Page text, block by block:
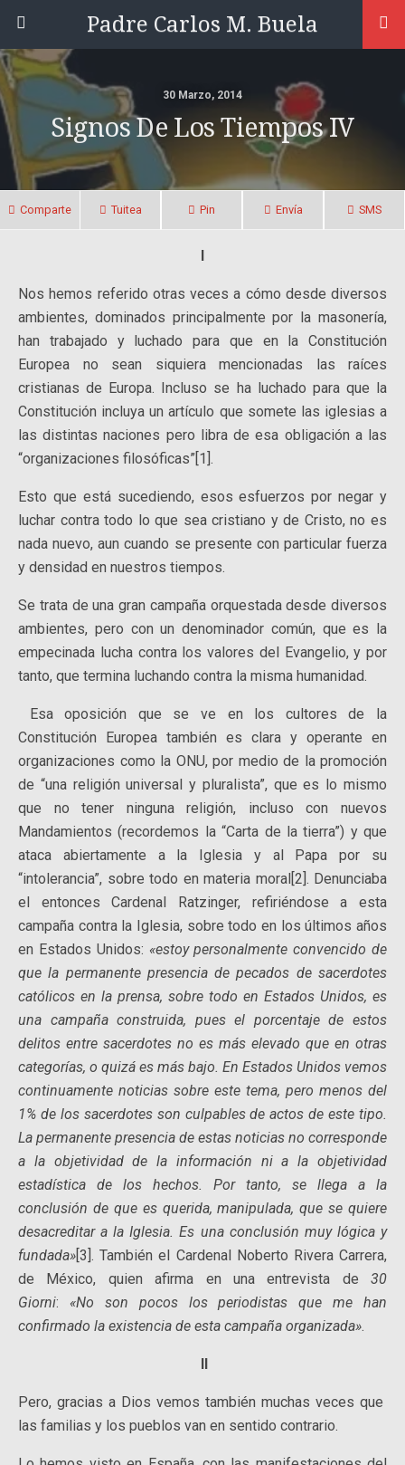
Padre Carlos M. Buela
30 Marzo, 2014
Signos De Los Tiempos IV
Comparte Tuitea Pin Envía SMS
I
Nos hemos referido otras veces a cómo desde diversos
ambientes, dominados principalmente por la masonería,
han trabajado y luchado para que en la Constitución
Europea no sean siquiera mencionadas las raíces
cristianas de Europa. Incluso se ha luchado para que la
Constitución incluya un artículo que somete las iglesias a
las distintas naciones pero libra de esa obligación a las
“organizaciones filosóficas”[1].
Esto que está sucediendo, esos esfuerzos por negar y
luchar contra todo lo que sea cristiano y de Cristo, no es
nada nuevo, aun cuando se presente con particular fuerza
y densidad en nuestros tiempos.
Se trata de una gran campaña orquestada desde diversos
ambientes, pero con un denominador común, que es la
empecinada lucha contra los valores del Evangelio, y por
tanto, que termina luchando contra la misma humanidad.
Esa oposición que se ve en los cultores de la
Constitución Europea también es clara y operante en
organizaciones como la ONU, por medio de la promoción
de “una religión universal y pluralista”, que es lo mismo
que no tener ninguna religión, incluso con nuevos
Mandamientos (recordemos la “Carta de la tierra”) y que
ataca abiertamente a la Iglesia y al Papa por su
“intolerancia”, sobre todo en materia moral[2]. Denunciaba
el entonces Cardenal Ratzinger, refiriéndose a esta
campaña contra la Iglesia, sobre todo en los últimos años
en Estados Unidos: «estoy personalmente convencido de
que la permanente presencia de pecados de sacerdotes
católicos en la prensa, sobre todo en Estados Unidos, es
una campaña construida, pues el porcentaje de estos
delitos entre sacerdotes no es más elevado que en otras
categorías, o quizá es más bajo. En Estados Unidos vemos
continuamente noticias sobre este tema, pero menos del
1% de los sacerdotes son culpables de actos de este tipo.
La permanente presencia de estas noticias no corresponde
a la objetividad de la información ni a la objetividad
estadística de los hechos. Por tanto, se llega a la
conclusión de que es querida, manipulada, que se quiere
desacreditar a la Iglesia. Es una conclusión muy lógica y
fundada»[3]. También el Cardenal Noberto Rivera Carrera,
de México, quien afirma en una entrevista de 30
Giorni: «No son pocos los periodistas que me han
confirmado la existencia de esta campaña organizada».
II
Pero, gracias a Dios vemos también muchas veces que
las familias y los pueblos van en sentido contrario.